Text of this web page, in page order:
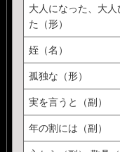
大人になった、大
た（形）
姪（名）
孤独な（形）
実を言うと（副）
年の割には（副）